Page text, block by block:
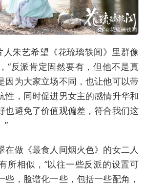
人朱艺希望《花琉璃轶闻》里群像
“反派肯定固然要有，但他不是真
因为大家立场不同，也让他可以带
性，同时促进男女主的感情升华和
也避免了价值观偏差，符合我们这
”
在做《最食人间烟火色》的女二人
所相似，“以往一些反派的设置可
些，脸谱化一些，包括一些配角，